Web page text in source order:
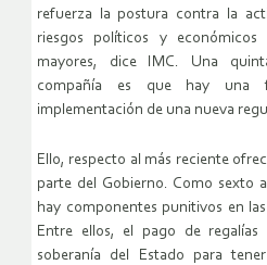
refuerza la postura contra la
riesgos políticos y
mayores, dice IMC. Una
compañía es que hay una
implementación de una nueva
Ello, respecto al más reciente
parte del Gobierno. Como sexto
hay componentes punitivos en
Entre ellos, el pago de
soberanía del Estado para